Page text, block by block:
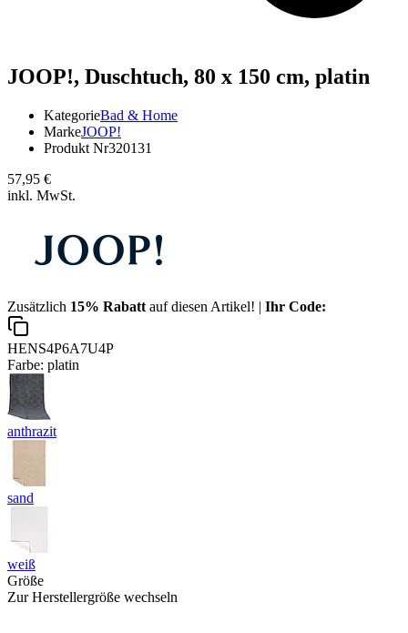
JOOP!, Duschtuch, 80 x 150 cm, platin
KategorieBad & Home
MarkeJOOP!
Produkt Nr320131
57,95 €
inkl. MwSt.
Zusätzlich 15% Rabatt auf diesen Artikel! | Ihr Code:
HENS4P6A7U4P
Farbe: platin
anthrazit
sand
weiß
Größe
Zur Herstellergröße wechseln